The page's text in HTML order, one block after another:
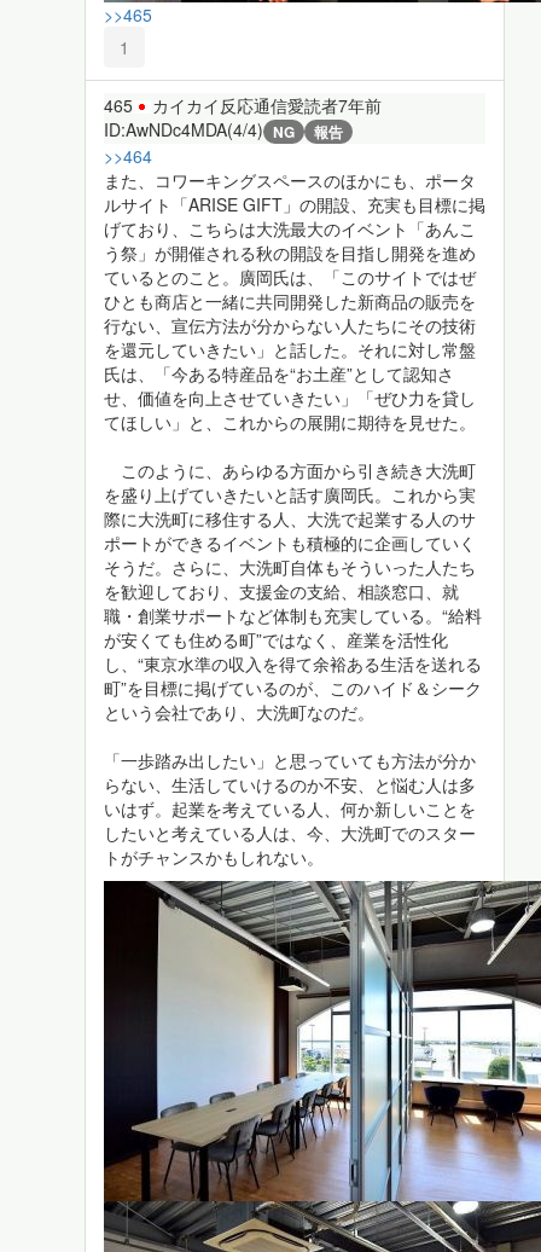
>>465
1
465 カイカイ反応通信愛読者7年前
ID:AwNDc4MDA(4/4) NG 報告
>>464
また、コワーキングスペースのほかにも、ポータ
ルサイト「ARISE GIFT」の開設、充実も目標に掲
げており、こちらは大洗最大のイベント「あんこ
う祭」が開催される秋の開設を目指し開発を進め
ているとのこと。廣岡氏は、「このサイトではぜ
ひとも商店と一緒に共同開発した新商品の販売を
行ない、宣伝方法が分からない人たちにその技術
を還元していきたい」と話した。それに対し常盤
氏は、「今ある特産品を“お土産”として認知さ
せ、価値を向上させていきたい」「ぜひ力を貸し
てほしい」と、これからの展開に期待を見せた。
このように、あらゆる方面から引き続き大洗町
を盛り上げていきたいと話す廣岡氏。これから実
際に大洗町に移住する人、大洗で起業する人のサ
ポートができるイベントも積極的に企画していく
そうだ。さらに、大洗町自体もそういった人たち
を歓迎しており、支援金の支給、相談窓口、就
職・創業サポートなど体制も充実している。“給料
が安くても住める町”ではなく、産業を活性化
し、“東京水準の収入を得て余裕ある生活を送れる
町”を目標に掲げているのが、このハイド＆シーク
という会社であり、大洗町なのだ。
「一歩踏み出したい」と思っていても方法が分か
らない、生活していけるのか不安、と悩む人は多
いはず。起業を考えている人、何か新しいことを
したいと考えている人は、今、大洗町でのスター
トがチャンスかもしれない。